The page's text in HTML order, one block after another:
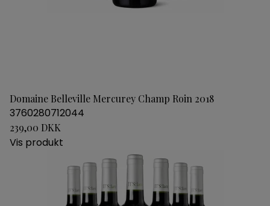
Domaine Belleville Mercurey Champ Roin 2018
3760280712044
239,00 DKK
Vis produkt